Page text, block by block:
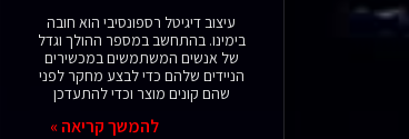
עיצוב דיגיטל רספונסיבי הוא חובה
בימינו. בהתחשב במספר ההולך וגדל
של אנשים המשתמשים במכשירים
הניידים שלהם כדי לבצע מחקר לפני
שהם קונים מוצר וכדי להתעדכן
להמשך קריאה »